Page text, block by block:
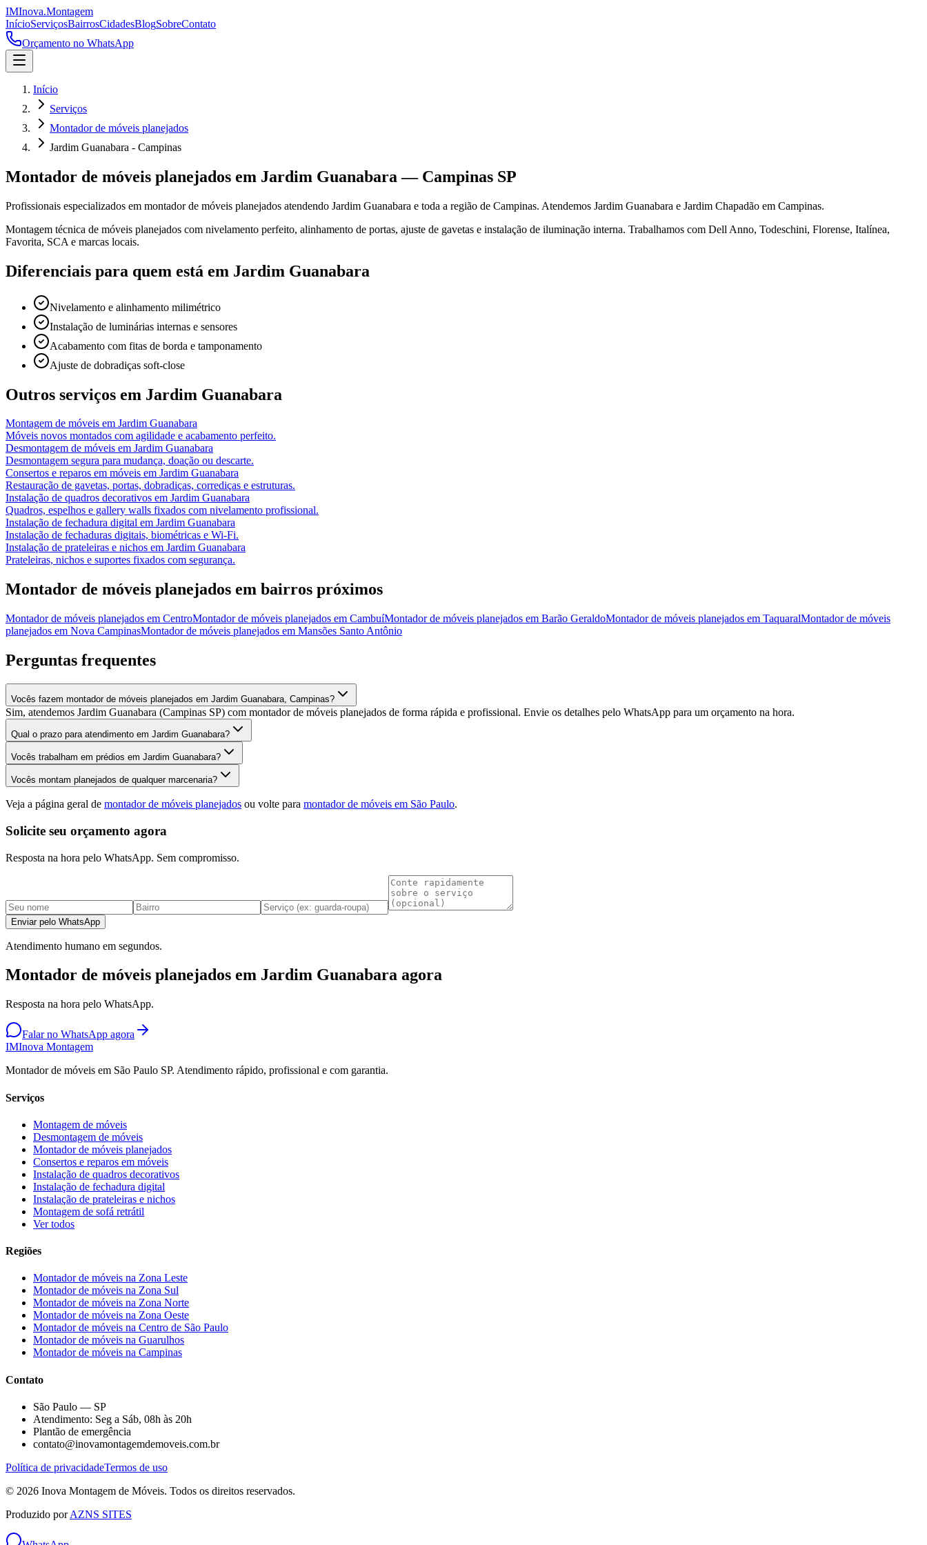
IMInova.Montagem
InícioServiçosBairrosCidadesBlogSobreContato
Orçamento no WhatsApp
Início
Serviços
Montador de móveis planejados
Jardim Guanabara - Campinas
Montador de móveis planejados em Jardim Guanabara — Campinas SP
Profissionais especializados em montador de móveis planejados atendendo Jardim Guanabara e toda a região de Campinas. Atendemos Jardim Guanabara e Jardim Chapadão em Campinas.
Montagem técnica de móveis planejados com nivelamento perfeito, alinhamento de portas, ajuste de gavetas e instalação de iluminação interna. Trabalhamos com Dell Anno, Todeschini, Florense, Italínea,
Favorita, SCA e marcas locais.
Diferenciais para quem está em Jardim Guanabara
Nivelamento e alinhamento milimétrico
Instalação de luminárias internas e sensores
Acabamento com fitas de borda e tamponamento
Ajuste de dobradiças soft-close
Outros serviços em Jardim Guanabara
Montagem de móveis em Jardim Guanabara
Móveis novos montados com agilidade e acabamento perfeito.
Desmontagem de móveis em Jardim Guanabara
Desmontagem segura para mudança, doação ou descarte.
Consertos e reparos em móveis em Jardim Guanabara
Restauração de gavetas, portas, dobradiças, corrediças e estruturas.
Instalação de quadros decorativos em Jardim Guanabara
Quadros, espelhos e gallery walls fixados com nivelamento profissional.
Instalação de fechadura digital em Jardim Guanabara
Instalação de fechaduras digitais, biométricas e Wi-Fi.
Instalação de prateleiras e nichos em Jardim Guanabara
Prateleiras, nichos e suportes fixados com segurança.
Montador de móveis planejados em bairros próximos
Montador de móveis planejados em CentroMontador de móveis planejados em CambuíMontador de móveis planejados em Barão GeraldoMontador de móveis planejados em TaquaralMontador de móveis
planejados em Nova CampinasMontador de móveis planejados em Mansões Santo Antônio
Perguntas frequentes
Vocês fazem montador de móveis planejados em Jardim Guanabara, Campinas?
Sim, atendemos Jardim Guanabara (Campinas SP) com montador de móveis planejados de forma rápida e profissional. Envie os detalhes pelo WhatsApp para um orçamento na hora.
Qual o prazo para atendimento em Jardim Guanabara?
Vocês trabalham em prédios em Jardim Guanabara?
Vocês montam planejados de qualquer marcenaria?
Veja a página geral de montador de móveis planejados ou volte para montador de móveis em São Paulo.
Solicite seu orçamento agora
Resposta na hora pelo WhatsApp. Sem compromisso.
Enviar pelo WhatsApp
Atendimento humano em segundos.
Montador de móveis planejados em Jardim Guanabara agora
Resposta na hora pelo WhatsApp.
Falar no WhatsApp agora
IMInova Montagem
Montador de móveis em São Paulo SP. Atendimento rápido, profissional e com garantia.
Serviços
Montagem de móveis
Desmontagem de móveis
Montador de móveis planejados
Consertos e reparos em móveis
Instalação de quadros decorativos
Instalação de fechadura digital
Instalação de prateleiras e nichos
Montagem de sofá retrátil
Ver todos
Regiões
Montador de móveis na Zona Leste
Montador de móveis na Zona Sul
Montador de móveis na Zona Norte
Montador de móveis na Zona Oeste
Montador de móveis na Centro de São Paulo
Montador de móveis na Guarulhos
Montador de móveis na Campinas
Contato
São Paulo — SP
Atendimento: Seg a Sáb, 08h às 20h
Plantão de emergência
contato@inovamontagemdemoveis.com.br
Política de privacidadeTermos de uso
© 2026 Inova Montagem de Móveis. Todos os direitos reservados.
Produzido porAZNS SITES